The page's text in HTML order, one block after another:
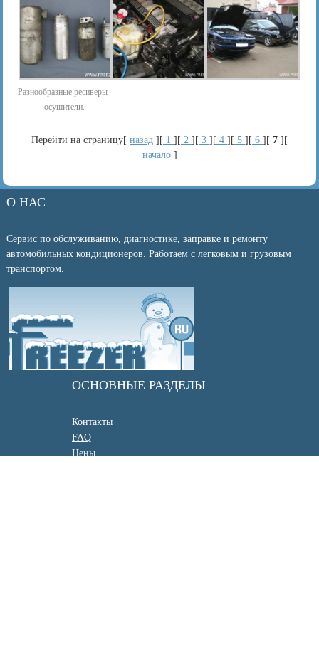
Разнообразные ресиверы-
осушители.
Перейти на страницу[ назад ][ 1 ][ 2 ][ 3 ][ 4 ][ 5 ][ 6 ][ 7 ][
начало]
О НАС
Сервис по обслуживанию, диагностике, заправке и ремонту
автомобильных кондиционеров. Работаем с легковым и грузовым
транспортом.
ОСНОВНЫЕ РАЗДЕЛЫ
Контакты
FAQ
Цены